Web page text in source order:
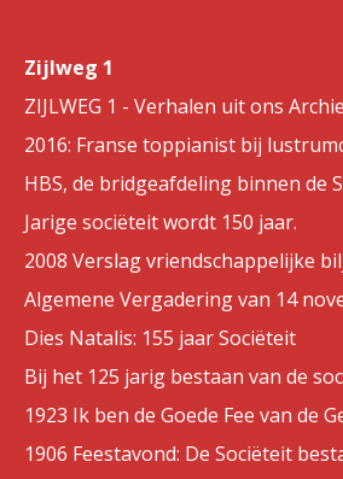
Zijlweg 1
ZIJLWEG 1 - Verhalen uit ons
2016: Franse toppianist bij
HBS, de bridgeafdeling binnen de
Jarige sociëteit wordt 150 jaar.
2008 Verslag vriendschappelijke
Algemene Vergadering van 14
Dies Natalis: 155 jaar Sociëteit
Bij het 125 jarig bestaan van de
1923 Ik ben de Goede Fee van de
1906 Feestavond: De Sociëteit